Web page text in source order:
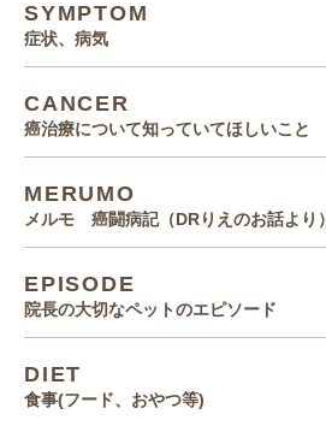
SYMPTOM
症状、病気
CANCER
癌治療について知っていてほしいこと
MERUMO
メルモ 癌闘病記（DRりえのお話より）
EPISODE
院長の大切なペットのエピソード
DIET
食事(フード、おやつ等)